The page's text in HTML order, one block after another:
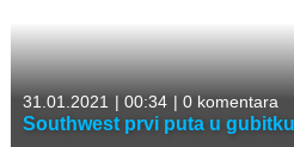
31.01.2021 | 00:34 | 0 komentara
Southwest prvi puta u